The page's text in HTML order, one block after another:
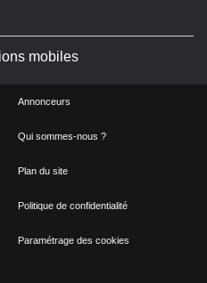
mobiles
Annonceurs
Qui sommes-nous ?
Plan du site
Politique de confidentialité
Paramétrage des cookies